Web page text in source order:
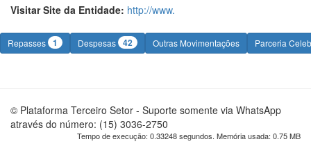
Visitar Site da Entidade: http://www.
Repasses 1 Despesas 42 Outras Movimentações Parceria
© Plataforma Terceiro Setor - Suporte somente via WhatsApp
através do número: (15) 3036-2750
Tempo de execução: 0.33248 segundos. Memória usada: 0.75 MB